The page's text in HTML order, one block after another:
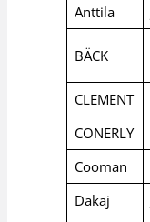
Anttila
BÄCK
CLEMENT
CONERLY
Cooman
Dakaj